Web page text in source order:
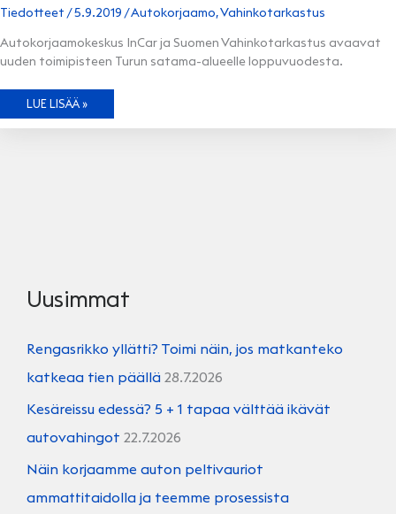
Tiedotteet /5.9.2019 /Autokorjaamo,Vahinkotarkastus
Autokorjaamokeskus InCar ja Suomen Vahinkotarkastus avaavat
uuden toimipisteen Turun satama-alueelle loppuvuodesta.
UUSI
TURKUUN
LUE LISÄÄ »
Uusimmat
Rengasrikko yllätti? Toimi näin, jos matkanteko
katkeaa tien päällä 28.7.2026
Kesäreissu edessä? 5 + 1 tapaa välttää ikävät
autovahingot 22.7.2026
Näin korjaamme auton peltivauriot
ammattitaidolla ja teemme prosessista